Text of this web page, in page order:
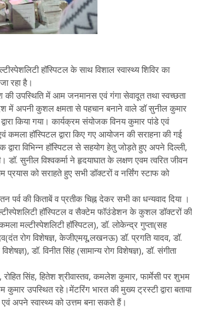
हॉस्पिटल के साथ विशाल स्वास्थ्य शिविर का
रहा है।
की उपस्थिति में आम जनमानस एवं गंगा सेवादूत तथा स्वच्छता
में अपनी कुशल क्षमता से पहचान बनाने वाले डॉ सुनील कुमार
किया गया। कार्यक्रम संयोजक विनय कुमार पांडे एवं
कमला हॉस्पिटल द्वारा किए गए आयोजन की सराहना की गई
विभिन्न हॉस्पिटल से सहयोग हेतु जोड़ते हुए अपने दिल्ली,
सुनील विश्वकर्मा ने हृदयाघात के लक्षण एवम त्वरित जीवन
को सराहते हुए सभी डॉक्टरों व नर्सिंग स्टाफ को
की किताबें व प्रतीक चिह्न देकर सभी का धन्यवाद दिया ।
हॉस्पिटल व सैक्टेम फॉउंडेशन के कुशल डॉक्टरों की
मल्टीस्पेशलिटी हॉस्पिटल), डॉ. लोकेन्द्र गुप्ता(सह
रोग विशेषज्ञ, केजीएमयू,लखनऊ) डॉ. प्रगति यादव, डॉ.
डॉ. विनीत सिंह (सामान्य रोग विशेषज्ञ), डॉ. संगीता
रोहित सिंह, हितेश श्रीवास्तव, कमलेश कुमार, फार्मेसी पर शुभम
उपस्थित रहे।मेंटरिंग भारत की मुख्य ट्रस्टी द्वारा बताया
अपने स्वास्थ्य को उत्तम बना सकते हैं।